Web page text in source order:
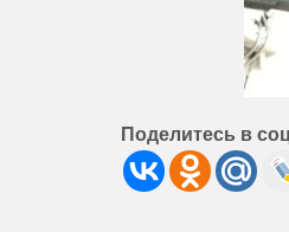
Поделитесь в